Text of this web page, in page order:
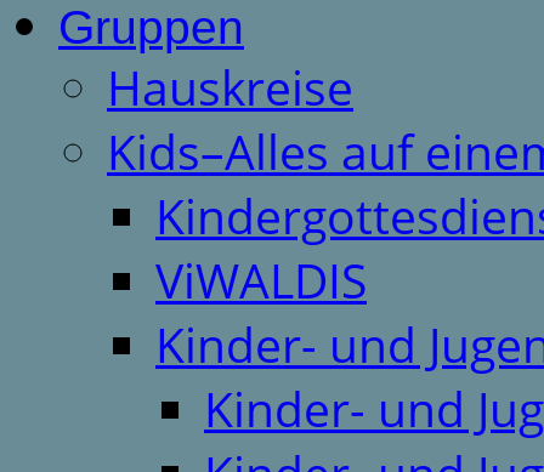
Gruppen
Hauskreise
Kids–Alles auf
ViWALDIS
Kinder- und
Kinder- und